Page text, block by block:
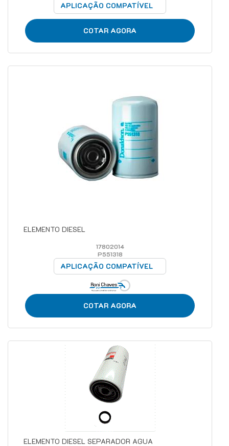
APLICAÇÃO COMPATÍVEL
COTAR AGORA
ELEMENTO DIESEL
17802014
P551318
APLICAÇÃO COMPATÍVEL
COTAR AGORA
ELEMENTO DIESEL SEPARADOR AGUA